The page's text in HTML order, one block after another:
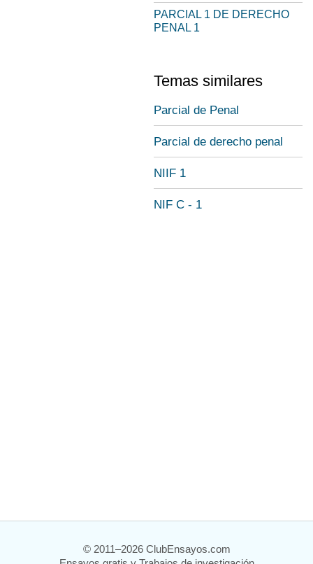
PARCIAL 1 DE DERECHO
PENAL 1
Temas similares
Parcial de Penal
Parcial de derecho penal
NIIF 1
NIF C - 1
© 2011–2026 ClubEnsayos.com